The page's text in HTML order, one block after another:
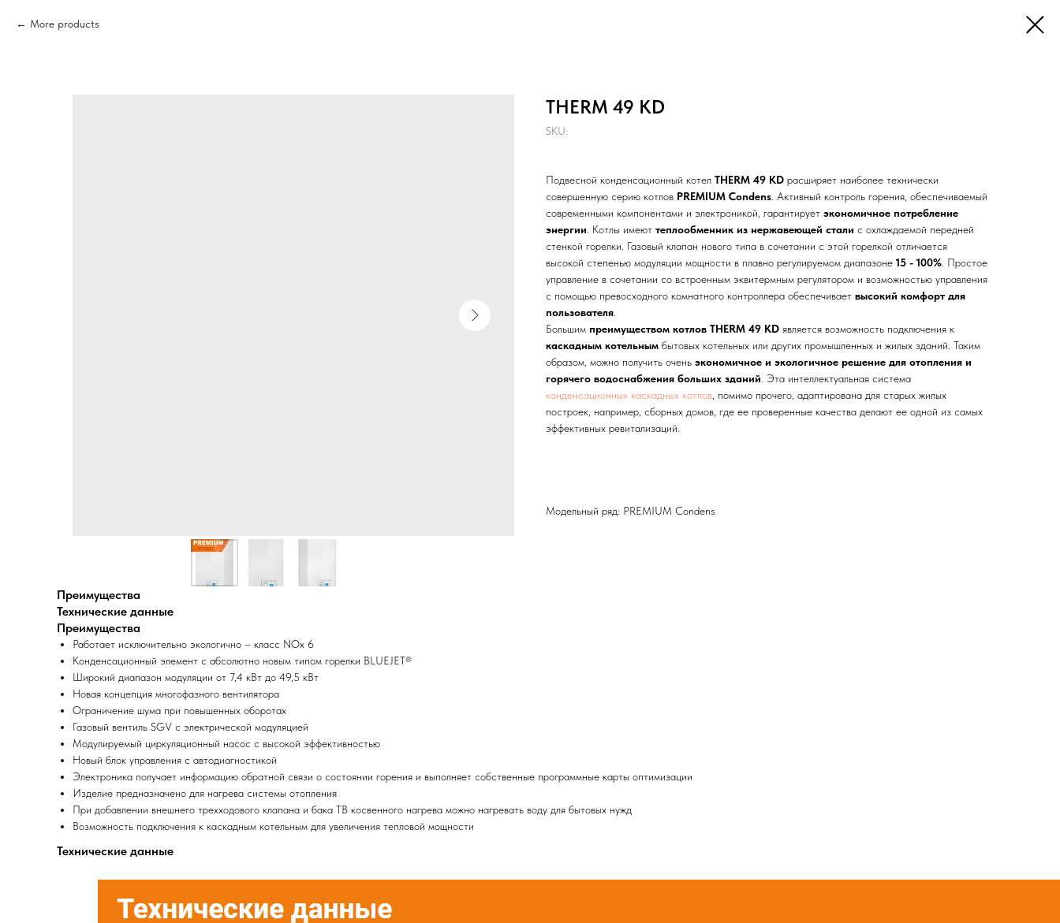
More products
THERM 49 KD
SKU:
Подвесной конденсационный котел THERM 49 KD расширяет наиболее технически
совершенную серию котлов PREMIUM Condens . Активный контроль горения, обеспечиваемый
современными компонентами и электроникой, гарантирует экономичное потребление
энергии . Котлы имеют теплообменник из нержавеющей стали с охлаждаемой передней
стенкой горелки. Газовый клапан нового типа в сочетании с этой горелкой отличается
высокой степенью модуляции мощности в плавно регулируемом диапазоне 15 - 100% . Простое
управление в сочетании со встроенным эквитермным регулятором и возможностью управления
с помощью превосходного комнатного контроллера обеспечивает высокий комфорт для
пользователя
Большим преимуществом котлов THERM 49 KD является возможность подключения к
каскадным котельным бытовых котельных или других промышленных и жилых зданий. Таким
образом, можно получить очень экономичное и экологичное решение для отопления и
горячего водоснабжения больших зданий . Эта интеллектуальная система
конденсационных каскадных котлов , помимо прочего, адаптирована для старых жилых
построек, например, сборных домов, где ее проверенные качества делают ее одной из самых
эффективных ревитализаций.
Модельный ряд: PREMIUM Condens
Преимущества
Технические данные
Преимущества
Работает исключительно экологично – класс NOx 6
Конденсационный элемент с абсолютно новым типом горелки BLUEJET®
Широкий диапазон модуляции от 7,4 кВт до 49,5 кВт
Новая концепция многофазного вентилятора
Ограничение шума при повышенных оборотах
Газовый вентиль SGV с электрической модуляцией
Модулируемый циркуляционный насос с высокой эффективностью
Новый блок управления с автодиагностикой
Электроника получает информацию обратной связи о состоянии горения и выполняет собственные программные карты оптимизации
Изделие предназначено для нагрева системы отопления
При добавлении внешнего трехходового клапана и бака ТВ косвенного нагрева можно нагревать воду для бытовых нужд
Возможность подключения к каскадным котельным для увеличения тепловой мощности
Технические данные